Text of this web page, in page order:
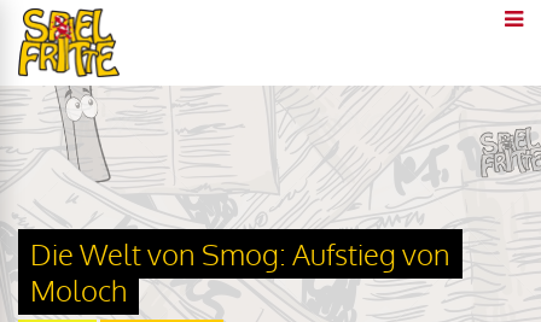
Die Welt von Smog: Aufstieg von
Moloch